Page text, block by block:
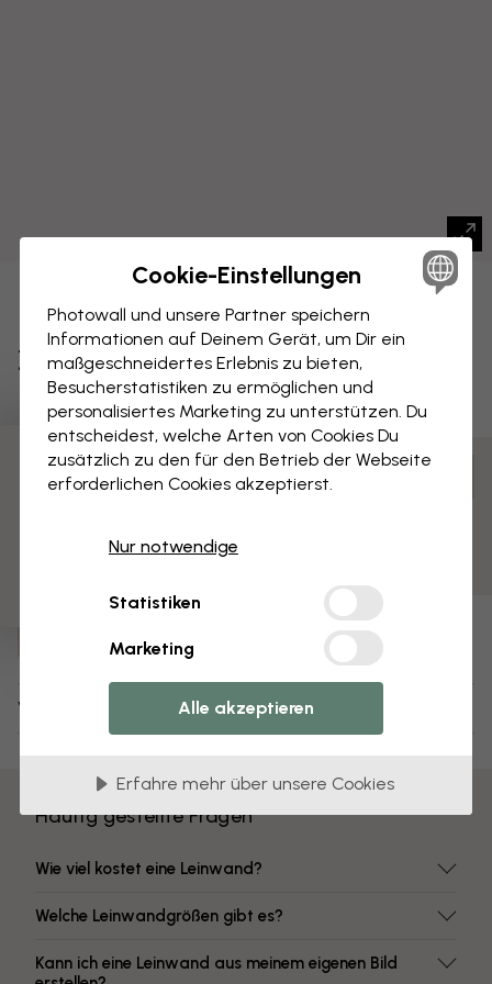
Zitrone
LEINWANDBILD Speichern
Anpassen und bestellen
Matte Oberfläche
Farben mit hoher Lichtbeständigkeit
Artikel Nummer:
Versand und Retouren
Häufig gestellte Fragen
Wie viel kostet eine Leinwand?
Welche Leinwandgrößen gibt es?
Kann ich eine Leinwand aus meinem eigenen Bild
Cookie-Einstellungen
Photowall und unsere Partner speichern
Informationen auf Deinem Gerät, um Dir ein
maßgeschneidertes Erlebnis zu bieten,
Besucherstatistiken zu ermöglichen und
personalisiertes Marketing zu unterstützen. Du
entscheidest, welche Arten von Cookies Du
zusätzlich zu den für den Betrieb der Webseite
erforderlichen Cookies akzeptierst.
Nur notwendige
Statistiken
Marketing
Alle akzeptieren
Erfahre mehr über unsere Cookies